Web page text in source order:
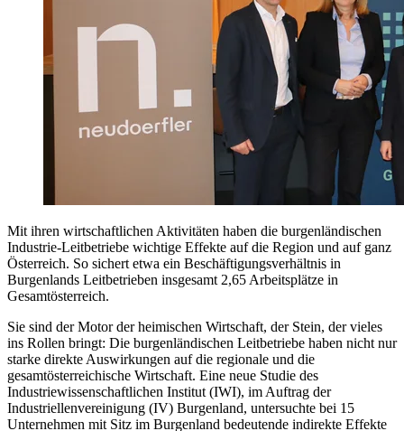
Mit ihren wirtschaftlichen Aktivitäten haben die burgenländischen
Industrie-Leitbetriebe wichtige Effekte auf die Region und auf ganz
Österreich. So sichert etwa ein Beschäftigungsverhältnis in
Burgenlands Leitbetrieben insgesamt 2,65 Arbeitsplätze in
Gesamtöster­reich.
Sie sind der Motor der heimischen Wirtschaft, der Stein, der vieles
ins Rollen bringt: Die burgenländischen Leitbetriebe haben nicht nur
starke direkte Auswirkungen auf die regionale und die
gesamtösterreichische Wirtschaft. Eine neue Studie des
Industriewissenschaftlichen Institut (IWI), im Auftrag der
Industriellenvereinigung (IV) Burgenland, untersuchte bei 15
Unternehmen mit Sitz im Burgenland bedeutende indirekte Effekte